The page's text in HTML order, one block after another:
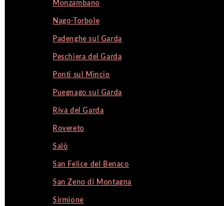
Monzambano
Nago-Torbole
Padenghe sul Garda
Peschiera del Garda
Ponti sul Mincio
Puegnago sul Garda
Riva del Garda
Rovereto
Salò
San Felice del Benaco
San Zeno di Montagna
Sirmione